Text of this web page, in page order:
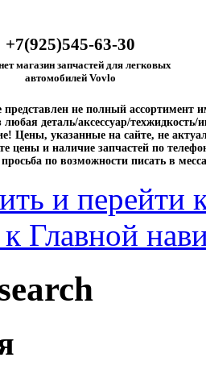
+7(925)545-63-30
магазин запчастей для легковых
автомобилей Vovlo
представлен не полный ассортимент
любая деталь/аксессуар/техжидкость/
Цены, указанные на сайте, не
цены и наличие запчастей по
по возможности писать в
и перейти
Главной